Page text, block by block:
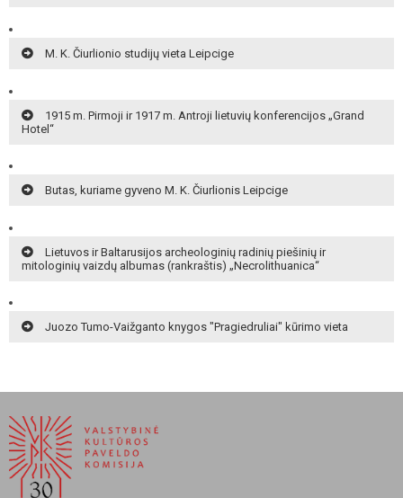
M. K. Čiurlionio studijų vieta Leipcige
1915 m. Pirmoji ir 1917 m. Antroji lietuvių konferencijos „Grand
Hotel“
Butas, kuriame gyveno M. K. Čiurlionis Leipcige
Lietuvos ir Baltarusijos archeologinių radinių piešinių ir
mitologinių vaizdų albumas (rankraštis) „Necrolithuanica“
Juozo Tumo-Vaižganto knygos "Pragiedruliai" kūrimo vieta